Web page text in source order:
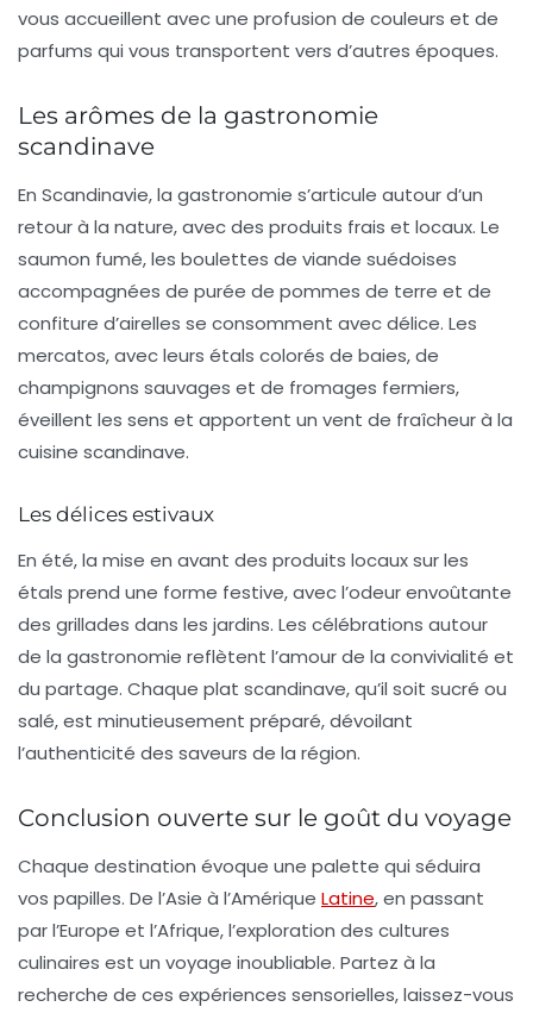
vous accueillent avec une profusion de couleurs et de
parfums qui vous transportent vers d’autres époques.
Les arômes de la gastronomie
scandinave
En Scandinavie, la gastronomie s’articule autour d’un
retour à la nature, avec des produits frais et locaux. Le
saumon fumé, les boulettes de viande suédoises
accompagnées de purée de pommes de terre et de
confiture d’airelles se consomment avec délice. Les
mercatos, avec leurs étals colorés de baies, de
champignons sauvages et de fromages fermiers,
éveillent les sens et apportent un vent de fraîcheur à la
cuisine scandinave.
Les délices estivaux
En été, la mise en avant des produits locaux sur les
étals prend une forme festive, avec l’odeur envoûtante
des grillades dans les jardins. Les célébrations autour
de la gastronomie reflètent l’amour de la convivialité et
du partage. Chaque plat scandinave, qu’il soit sucré ou
salé, est minutieusement préparé, dévoilant
l’authenticité des saveurs de la région.
Conclusion ouverte sur le goût du voyage
Chaque destination évoque une palette qui séduira
vos papilles. De l’Asie à l’Amérique Latine, en passant
par l’Europe et l’Afrique, l’exploration des cultures
culinaires est un voyage inoubliable. Partez à la
recherche de ces expériences sensorielles, laissez-vous